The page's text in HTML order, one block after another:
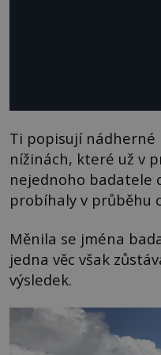
Ti popisují nádherné
nížinách, které už v
nejednoho badatele
probíhaly v průběhu
Měnila se jména
jedna věc však
výsledek.